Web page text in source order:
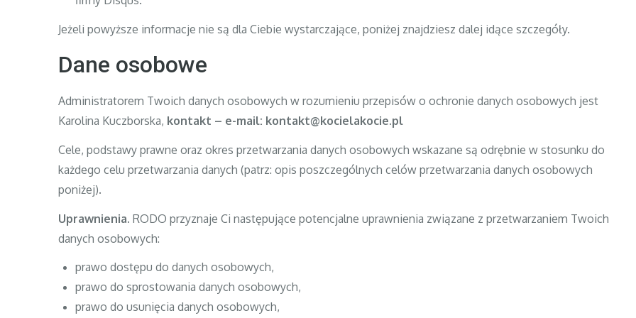
Jeżeli powyższe informacje nie są dla Ciebie wystarczające, poniżej znajdziesz dalej idące szczegóły.
Dane osobowe
Administratorem Twoich danych osobowych w rozumieniu przepisów o ochronie danych osobowych jest
Karolina Kuczborska, kontakt – e-mail: kontakt@kocielakocie.pl
Cele, podstawy prawne oraz okres przetwarzania danych osobowych wskazane są odrębnie w stosunku do
każdego celu przetwarzania danych (patrz: opis poszczególnych celów przetwarzania danych osobowych
poniżej).
Uprawnienia. RODO przyznaje Ci następujące potencjalne uprawnienia związane z przetwarzaniem Twoich
danych osobowych:
prawo dostępu do danych osobowych,
prawo do sprostowania danych osobowych,
prawo do usunięcia danych osobowych,